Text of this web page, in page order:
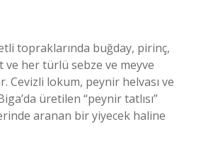
topraklarında buğday, pirinç,
ve her türlü sebze ve meyve
Cevizli lokum, peynir helvası ve
üretilen “peynir tatlısı”
aranan bir yiyecek haline